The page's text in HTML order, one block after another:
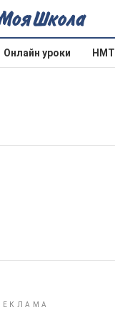
Онлайн уроки НМТ